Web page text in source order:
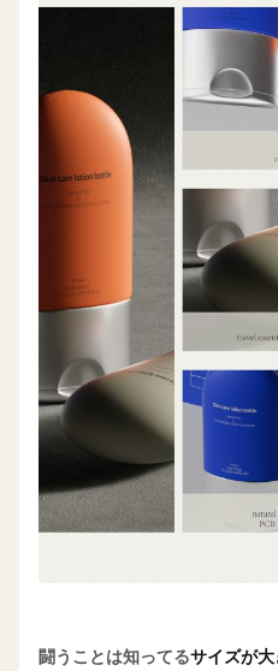
闘うことは知ってるサイズが